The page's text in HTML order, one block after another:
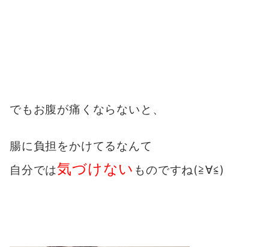
でもお腹が痛くならないと、
腸に負担をかけてるなんて
自分では気づけない ものですね(≧∀≦)